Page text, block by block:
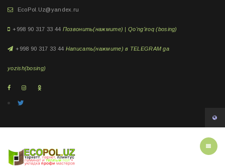
EcoPol.Uz@yandex.ru
+998 90 317 33 44 Позвонить(нажмите) | Qo'ng'iroq (bosing)
+998 90 317 33 44 Написать(нажмите) в TELEGRAM ga
yozish(bosing)